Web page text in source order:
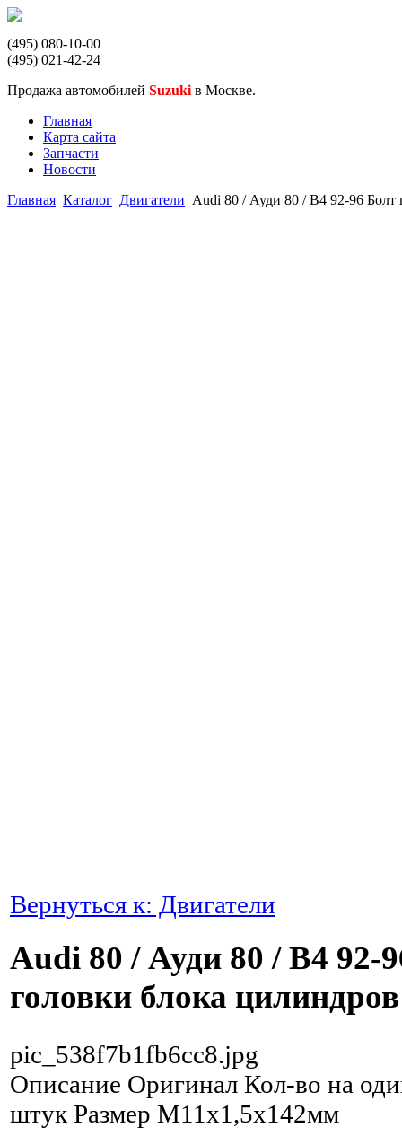
(495) 080-10-00
(495) 021-42-24
Продажа автомобилей Suzuki в Москве.
Главная
Карта сайта
Запчасти
Новости
Главная Каталог Двигатели Audi 80 / Ауди 80 / B4 92-96 Болт
Вернуться к: Двигатели
Audi 80 / Ауди 80 / B4 92-
головки блока
pic_538f7b1fb6cc8.jpg
Описание Оригинал Кол-во на
штук Размер М11х1,5х142мм